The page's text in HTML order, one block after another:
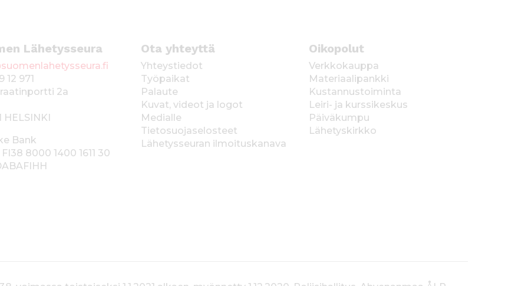
Lähetysseura
12 971
2a
HELSINKI
Bank
FI38 8000 1400 1611 30
Ota yhteyttä
Yhteystiedot
Työpaikat
Palaute
Kuvat, videot ja logot
Medialle
Tietosuojaselosteet
Lähetysseuran ilmoituskanava
Oikopolut
Verkkokauppa
Materiaalipankki
Kustannustoiminta
Leiri- ja kurssikeskus
Päiväkumpu
Lähetyskirkko